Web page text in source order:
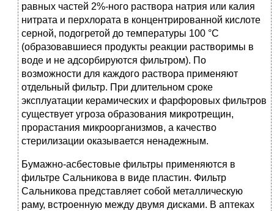
равных частей 2%-ного раствора натрия или калия
нитрата и перхлората в концентрированной кислоте
серной, подогретой до температуры 100 °С
(образовавшиеся продукты реакции растворимы в
воде и не адсорбируются фильтром). По
возможности для каждого раствора применяют
отдельный фильтр. При длительном сроке
эксплуатации керамических и фарфоровых фильтров
существует угроза образования микротрещин,
прорастания микроорганизмов, а качество
стерилизации оказывается ненадежным.
Бумажно-асбестовые фильтры применяются в
фильтре Сальникова в виде пластин. Фильтр
Сальникова представляет собой металлическую
раму, встроенную между двумя дисками. В аптеках